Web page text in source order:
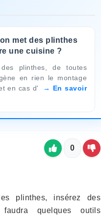
met des plinthes
une cuisine ?
plinthes, de toutes
en rien le montage
en cas d'
En savoir
0
plinthes, insérez des
quelques outils